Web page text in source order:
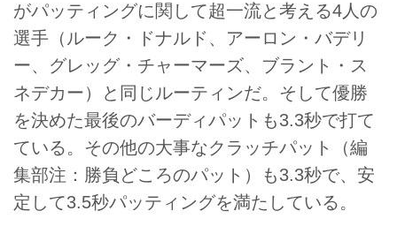
がパッティングに関して超一流と考える4人の
選手（ルーク・ドナルド、アーロン・バデリ
ー、グレッグ・チャーマーズ、ブラント・ス
ネデカー）と同じルーティンだ。そして優勝
を決めた最後のバーディパットも3.3秒で打て
ている。その他の大事なクラッチパット（編
集部注：勝負どころのパット）も3.3秒で、安
定して3.5秒パッティングを満たしている。